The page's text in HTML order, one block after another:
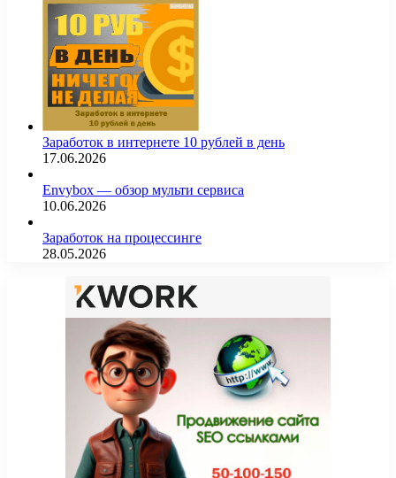
Заработок в интернете 10 рублей в день
17.06.2026
Envybox — обзор мульти сервиса
10.06.2026
Заработок на процессинге
28.05.2026